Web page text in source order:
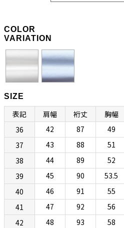
“動きやすさ”と“美しさ”を
ボディ「EV」
ボディ（フィッティング）は、ボレッ
FIT）」になります。肩まわり、胸ま
なのですが、従来のSNボディのよう
遊びが設けられています。このためス
ん背面ダーツによってウエストを絞り
に見せています。アームが上付きでカ
で袖付けまわりに不自然なシワが生ま
こともポイントです。熟練したシャツ
肩と袖の後付けによって高い運動性を
チェリアの矜持が感じられます。“動
つ、究極のスリムボディになるとお考
COLOR
VARIATION
SIZE
表記 肩幅 裄丈 胸幅
36
42 87 49
37
43 88 51
38
44 89 52
39
45 90 53.5
40
46 91 55
41
47 92 56
42
48 93 58